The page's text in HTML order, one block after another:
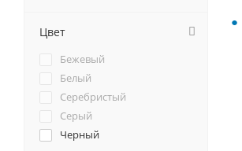
Lex
Polaris
Profi Cook
Samsung
Schaub Lorenz
Sharp
Цвет
Бежевый
Белый
Серебристый
Серый
Черный